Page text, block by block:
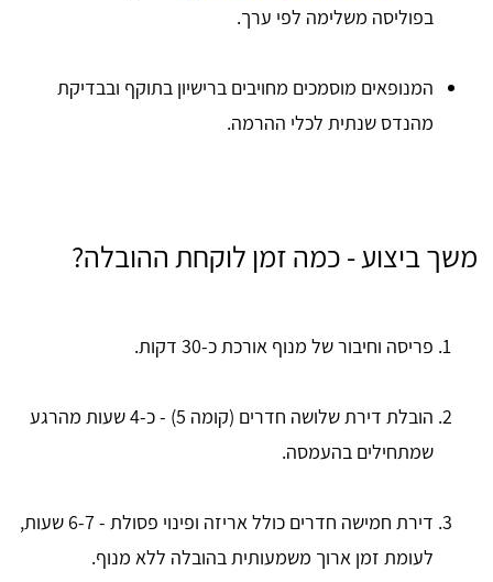
בפוליסה משלימה לפי ערך.
המנופאים מוסמכים מחויבים ברישיון בתוקף ובבדיקת
מהנדס שנתית לכלי ההרמה.
משך ביצוע - כמה זמן לוקחת ההובלה?
פריסה וחיבור של מנוף אורכת כ-30 דקות.
הובלת דירת שלושה חדרים (קומה 5) - כ-4 שעות מהרגע
שמתחילים בהעמסה.
דירת חמישה חדרים כולל אריזה ופינוי פסולת - 6-7 שעות,
לעומת זמן ארוך משמעותית בהובלה ללא מנוף.